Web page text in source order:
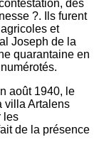
dès
?. Ils furent
et
Joseph de la
quarantaine en
août 1940, le
villa Artalens
les
de la présence